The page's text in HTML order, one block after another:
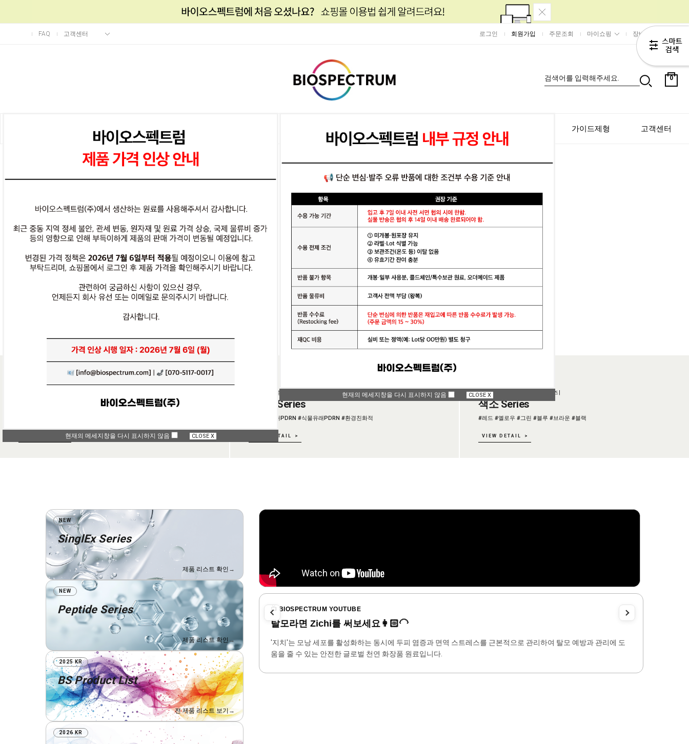
FAQ 고객센터 로그인 회원가입 주문조회 마이쇼핑 장바구니
0
SAMPLE 가이드제형 고객센터
HOT
| 피부에 재생과 항산화를 전달하는 차세대 원료 |
HyExoLac-PDRN
VIEW DETAIL
| 피부재생과 항노화에 뛰어난 신소재 PDRN 시리즈 |
PDRN Series
#미생물유래PDRN #식물유래PDRN #환경친화적
VIEW DETAIL
| 바이오스펙트럼의 천연색소 시리즈 |
색소 Series
#레드 #옐로우 #그린 #블루 #브라운 #블랙
VIEW DETAIL
NEW
SinglEx Series
제품 리스트 확인 →
NEW
Peptide Series
제품 리스트 확인 →
2025 KR
BS Product List
전 제품 리스트 보기→
2026 KR
링하여 만든 원료로, 후성유전학적마커(NC866) 조절을 통해 주름, 색소, 침착,
건강하게 가꿔주는 특허 보유 항노화 소재입니다.
📺 BIOSPECTRUM YOUTUBE
탈모라면 Zichi를 써보세요👩🏻‍🦲
'지치'는 모낭 세포를 활성화하는 동시에 두피 염증과 면역 스트레스를 근본적으로 관리하여 탈모 예방과 관리에 도
움을 줄 수 있는 안전한 글로벌 천연 화장품 원료입니다.
현재의 메세지창을 다시 표시하지 않음 CLOSE X
현재의 메세지창을 다시 표시하지 않음 CLOSE X